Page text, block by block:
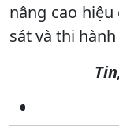
nâng cao
sát và thi